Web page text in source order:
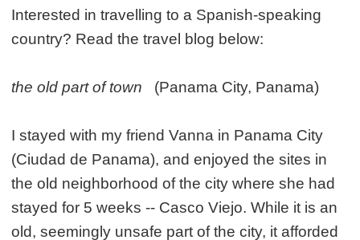
Interested in travelling to a Spanish-speaking
country? Read the travel blog below:
the old part of town (Panama City, Panama)
I stayed with my friend Vanna in Panama City
(Ciudad de Panama), and enjoyed the sites in
the old neighborhood of the city where she had
stayed for 5 weeks -- Casco Viejo. While it is an
old, seemingly unsafe part of the city, it afforded